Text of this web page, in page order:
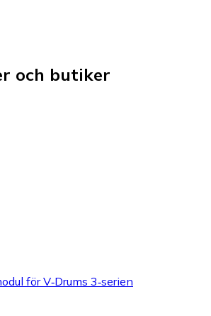
och butiker
för V‑Drums 3‑serien